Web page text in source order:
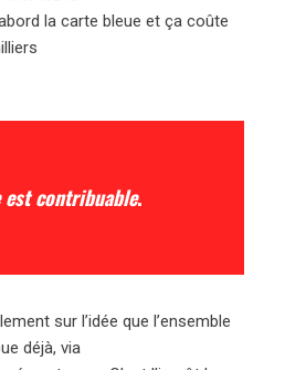
la carte bleue et ça coûte
est contribuable.
sur l’idée que l’ensemble
déjà, via